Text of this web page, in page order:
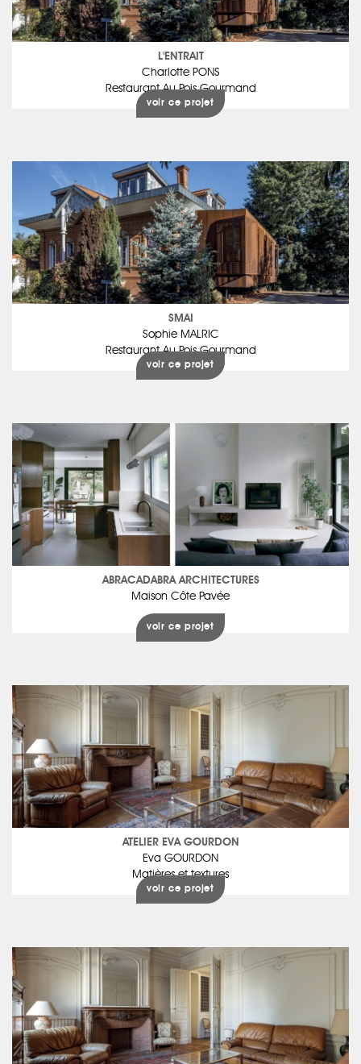
L'ENTRAIT
Charlotte PONS
Restaurant Au Pois Gourmand
voir ce projet
SMAI
Sophie MALRIC
Restaurant Au Pois Gourmand
voir ce projet
ABRACADABRA ARCHITECTURES
Maison Côte Pavée
voir ce projet
ATELIER EVA GOURDON
Eva GOURDON
Matières et textures
voir ce projet